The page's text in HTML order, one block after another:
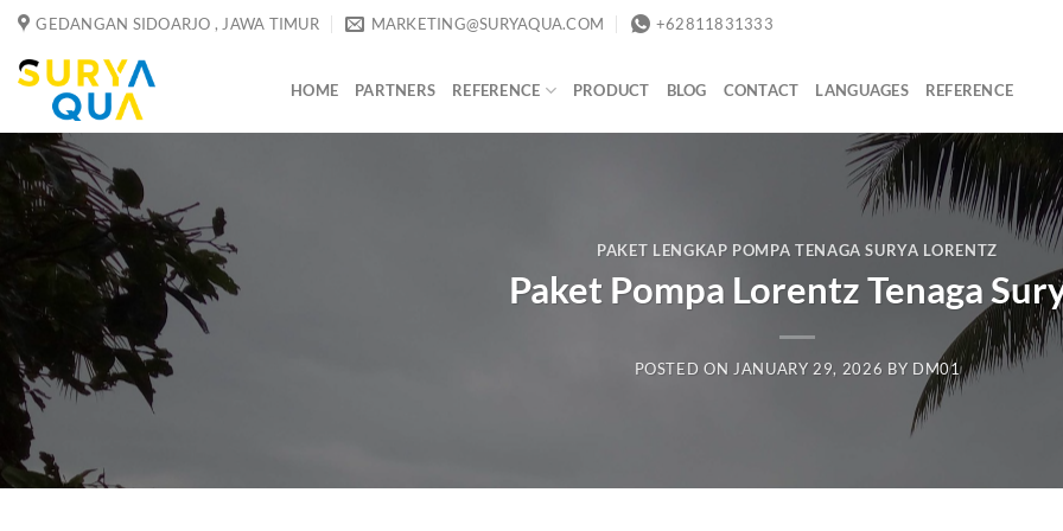
Skip
content
GEDANGAN SIDOARJO , JAWA TIMUR MARKETING@SURYAQUA.COM +62811831333
HOME PARTNERS REFERENCE PRODUCT BLOG CONTACT LANGUAGES REFERENCE
PAKET LENGKAP POMPA TENAGA SURYA LORENTZ
Paket Pompa Lorentz Tenaga
POSTED ON JANUARY 29, 2026 BY DM01